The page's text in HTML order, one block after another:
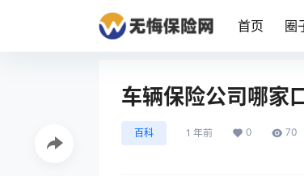
首页 圈
车辆保险公司哪家
百科 1 年前 0 70